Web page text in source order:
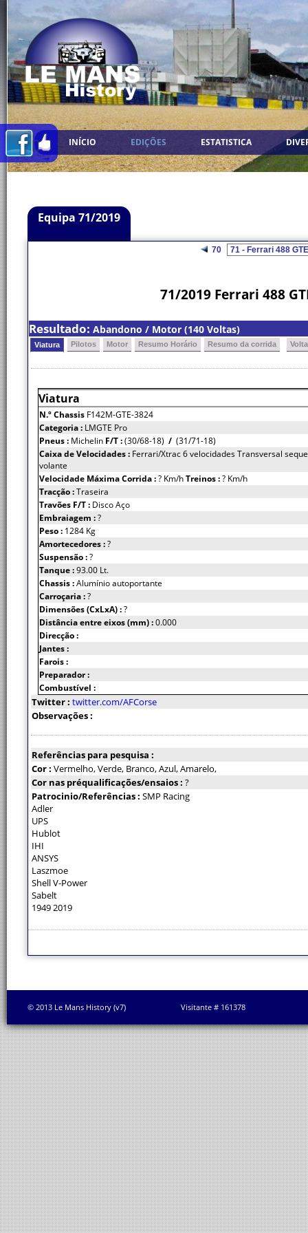
INÍCIO EDIÇÕES ESTATISTICA
Equipa 71/2019
70
71/2019 Ferrari 488
Resultado: Abandono / Motor (140 Voltas)
Viatura Pilotos Motor Resumo Horário Resumo da corrida
Viatura
N.º Chassis F142M-GTE-3824
Categoria : LMGTE Pro
Pneus : Michelin F/T :(30/68-18) / (31/71-18)
Caixa de Velocidades : Ferrari/Xtrac 6 velocidades Transversal
volante
Velocidade Máxima Corrida :? Km/hTreinos :? Km/h
Tracção :Traseira
Travões F/T : Disco Aço
Embraiagem :?
Peso : 1284 Kg
Amortecedores :?
Suspensão :?
Tanque :93.00 Lt.
Chassis :Alumínio autoportante
Carroçaria :?
Dimensões (CxLxA) :?
Distância entre eixos (mm) :0.000
Direcção :
Jantes :
Farois :
Preparador :
Combustível :
Twitter : twitter.com/AFCorse
Observações :
Referências para pesquisa :
Cor : Vermelho, Verde, Branco, Azul, Amarelo,
Cor nas préqualificações/ensaios : ?
Patrocinio/Referências : SMP Racing
Adler
UPS
Hublot
IHI
ANSYS
Laszmoe
Shell V-Power
Sabelt
1949 2019
© 2013 Le Mans History (v7) Visitante # 161378